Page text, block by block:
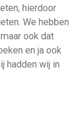
hierdoor
We hebben
ook dat
en ja ook
hadden wij in